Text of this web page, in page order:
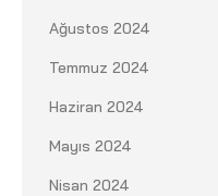
Ağustos 2024
Temmuz 2024
Haziran 2024
Mayıs 2024
Nisan 2024